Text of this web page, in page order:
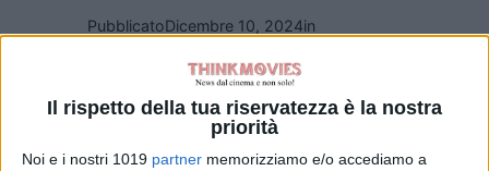
Il rispetto della tua riservatezza è la nostra
priorità
Noi e i nostri 1019 partner memorizziamo e/o accediamo a
PubblicatoDicembre 10, 2024in
News cinema e film
daEmanuela Giuliani
Tag: